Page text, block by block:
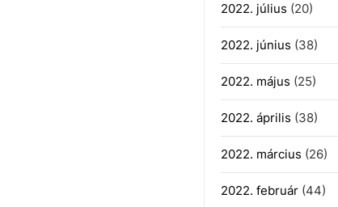
2022. július (20)
2022. június (38)
2022. május (25)
2022. április (38)
2022. március (26)
2022. február(44)